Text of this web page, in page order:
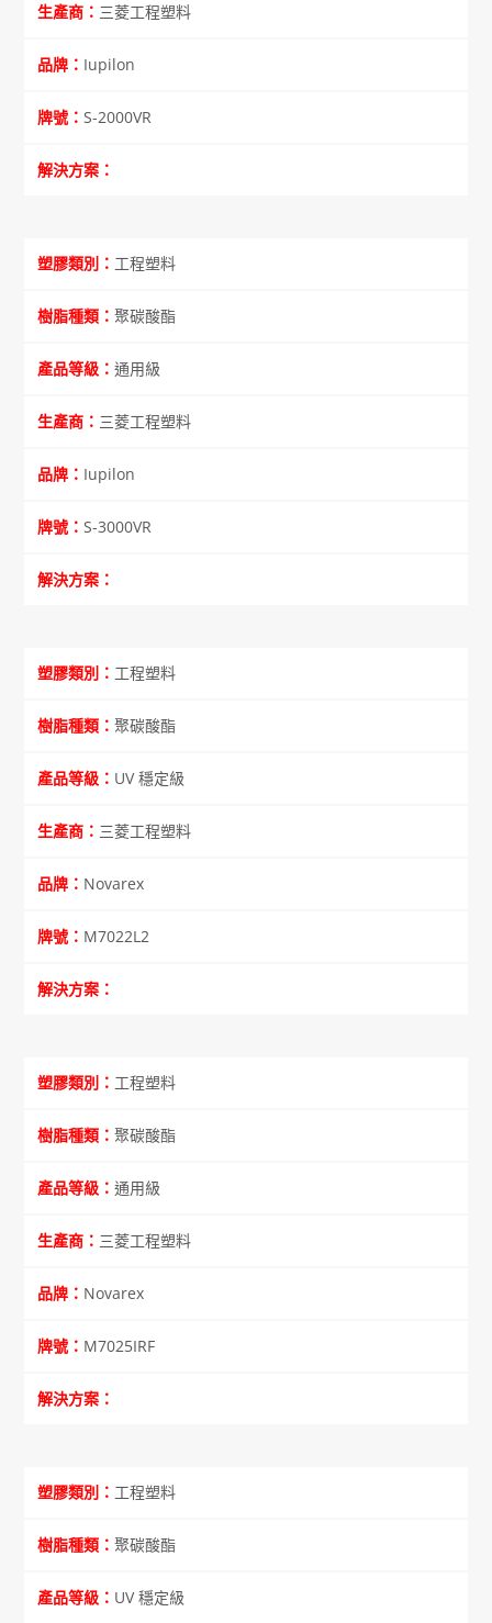
三菱工程塑料
Iupilon
S-2000VR
工程塑料
聚碳酸酯
通用級
三菱工程塑料
Iupilon
S-3000VR
工程塑料
聚碳酸酯
UV 穩定級
三菱工程塑料
Novarex
M7022L2
工程塑料
聚碳酸酯
通用級
三菱工程塑料
Novarex
M7025IRF
工程塑料
聚碳酸酯
UV 穩定級